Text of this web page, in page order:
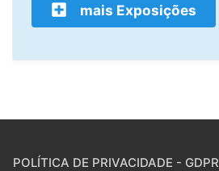
mais Exposições
POLÍTICA DE PRIVACIDADE - GDPR